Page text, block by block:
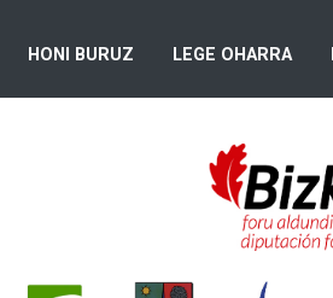
HONI BURUZ LEGE OHARRA